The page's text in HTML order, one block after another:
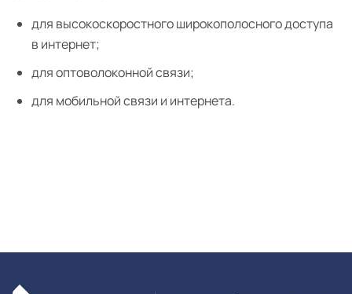
для высокоскоростного широкополосного доступа
в интернет;
для оптоволоконной связи;
для мобильной связи и интернета.